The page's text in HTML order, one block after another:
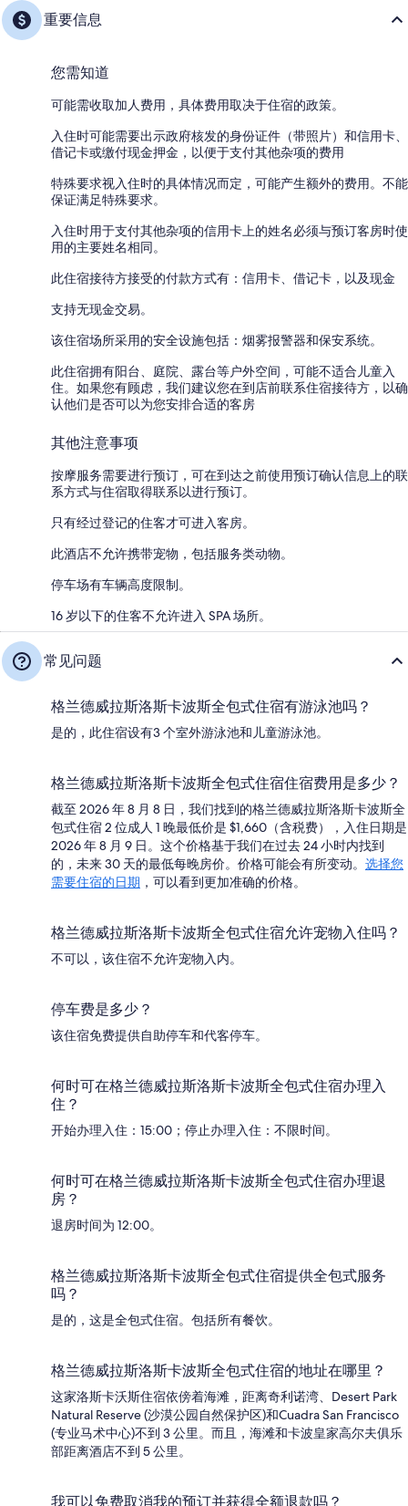
重要信息
您需知道
可能需收取加人费用，具体费用取决于住宿的政策。
入住时可能需要出示政府核发的身份证件（带照片）和信用卡、
借记卡或缴付现金押金，以便于支付其他杂项的费用
特殊要求视入住时的具体情况而定，可能产生额外的费用。不能
保证满足特殊要求。
入住时用于支付其他杂项的信用卡上的姓名必须与预订客房时使
用的主要姓名相同。
此住宿接待方接受的付款方式有：信用卡、借记卡，以及现金
支持无现金交易。
该住宿场所采用的安全设施包括：烟雾报警器和保安系统。
此住宿拥有阳台、庭院、露台等户外空间，可能不适合儿童入
住。如果您有顾虑，我们建议您在到店前联系住宿接待方，以确
认他们是否可以为您安排合适的客房
其他注意事项
按摩服务需要进行预订，可在到达之前使用预订确认信息上的联
系方式与住宿取得联系以进行预订。
只有经过登记的住客才可进入客房。
此酒店不允许携带宠物，包括服务类动物。
停车场有车辆高度限制。
16 岁以下的住客不允许进入 SPA 场所。
常见问题
格兰德威拉斯洛斯卡波斯全包式住宿有游泳池吗？
是的，此住宿设有3 个室外游泳池和儿童游泳池。
格兰德威拉斯洛斯卡波斯全包式住宿住宿费用是多少？
截至 2026 年 8 月 8 日，我们找到的格兰德威拉斯洛斯卡波斯全
包式住宿 2 位成人 1 晚最低价是 $1,660（含税费），入住日期是
2026 年 8 月 9 日。这个价格基于我们在过去 24 小时内找到
的，未来 30 天的最低每晚房价。价格可能会有所变动。 选择您
需要住宿的日期 ，可以看到更加准确的价格。
格兰德威拉斯洛斯卡波斯全包式住宿允许宠物入住吗？
不可以，该住宿不允许宠物入内。
停车费是多少？
该住宿免费提供自助停车和代客停车。
何时可在格兰德威拉斯洛斯卡波斯全包式住宿办理入
住？
开始办理入住：15:00；停止办理入住：不限时间。
何时可在格兰德威拉斯洛斯卡波斯全包式住宿办理退
房？
退房时间为 12:00。
格兰德威拉斯洛斯卡波斯全包式住宿提供全包式服务
吗？
是的，这是全包式住宿。包括所有餐饮。
格兰德威拉斯洛斯卡波斯全包式住宿的地址在哪里？
这家洛斯卡沃斯住宿依傍着海滩，距离奇利诺湾、Desert Park
Natural Reserve (沙漠公园自然保护区)和Cuadra San Francisco
(专业马术中心)不到 3 公里。而且，海滩和卡波皇家高尔夫俱乐
部距离酒店不到 5 公里。
我可以免费取消我的预订并获得全额退款吗？